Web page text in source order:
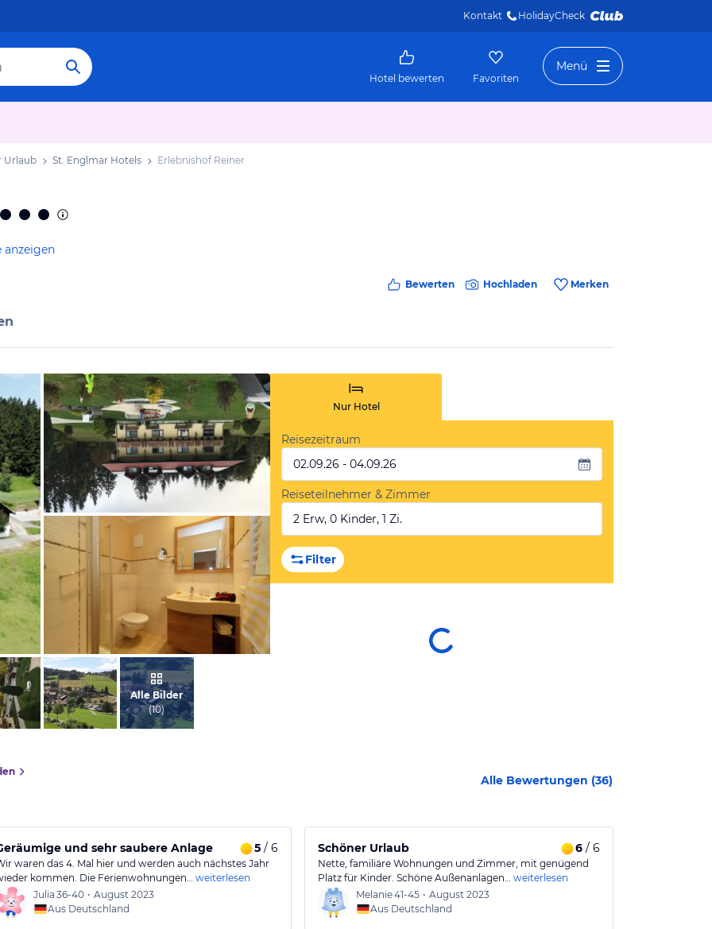
Kontakt HolidayCheck
Hotel bewerten Favoriten
Menü
Urlaub St. Englmar Hotels Erlebnishof Reiner
anzeigen
Bewerten Hochladen Merken
von Diana, Oktober 2020
vom Hotelier, Mai 2013
Alle Bilder
(10)
Nur Hotel
Reisezeitraum
02.09.26 - 04.09.26
Reiseteilnehmer & Zimmer
2 Erw, 0 Kinder, 1 Zi.
Filter
Alle Bewertungen (36)
und sehr saubere Anlage 5/ 6
waren das 4. Mal hier und werden auch nächstes Jahr
kommen. Die Ferienwohnungen… weiterlesen
Julia 36-40 • August 2023
Aus Deutschland
Schöner Urlaub 6/ 6
Nette, familiäre Wohnungen und Zimmer, mit genügend
Platz für Kinder. Schöne Außenanlagen… weiterlesen
Melanie41-45 • August 2023
Aus Deutschland